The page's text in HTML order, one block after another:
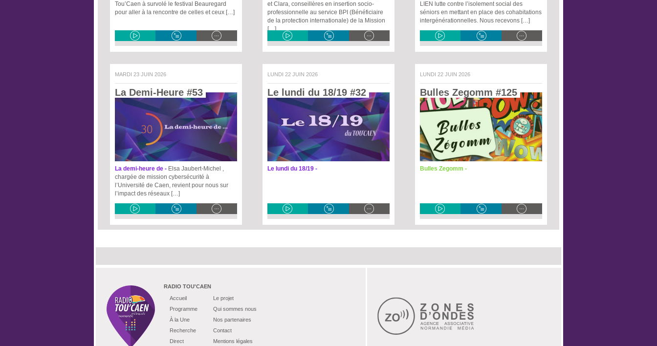
Tou’Caen à survolé le festival Beauregard
pour aller à la rencontre de celles et ceux […]
et Clara, conseillères en insertion socio-
professionnelle au service BPI (Bénéficiaire
de la protection internationale) de la Mission
[…]
LIEN lutte contre l’isolement social des
séniors en mettant en place des cohabitations
intergénérationnelles. Nous recevons […]
MARDI 23 JUIN 2026
La Demi-Heure #53
La demi-heure de - Elsa Jaubert-Michel ,
chargée de mission cybersécurité à
l’Université de Caen, revient pour nous sur
l’impact des réseaux […]
LUNDI 22 JUIN 2026
Le lundi du 18/19 #32
Le lundi du 18/19 -
LUNDI 22 JUIN 2026
Bulles Zegomm #125
Bulles Zegomm -
RADIO TOU'CAEN
Accueil
Programme
À la Une
Recherche
Direct
Le projet
Qui sommes nous
Nos partenaires
Contact
Mentions légales